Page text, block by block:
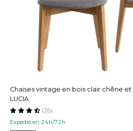
Chaises vintage en bois clair chêne et
LUCIA
Expedié en 24h/72h
(26)